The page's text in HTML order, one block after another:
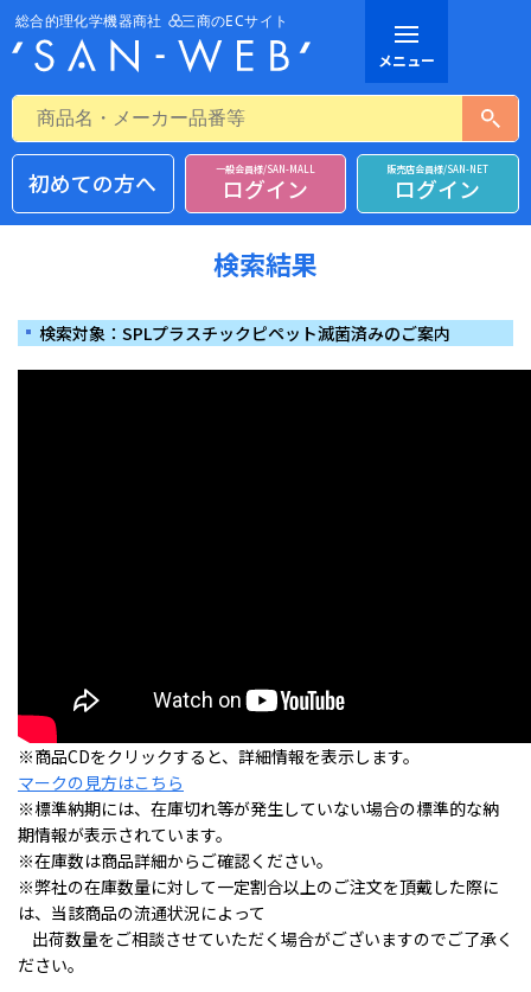
初めての方へ 一般会員様/SAN-MALL
ログイン
販売店会員様/SAN-NET
ログイン
検索結果
検索対象：SPLプラスチックピペット滅菌済みのご案内
※商品CDをクリックすると、詳細情報を表示します。
マークの見方はこちら
※標準納期には、在庫切れ等が発生していない場合の標準的な納
期情報が表示されています。
※在庫数は商品詳細からご確認ください。
※弊社の在庫数量に対して一定割合以上のご注文を頂戴した際に
は、当該商品の流通状況によって
出荷数量をご相談させていただく場合がございますのでご了承く
ださい。